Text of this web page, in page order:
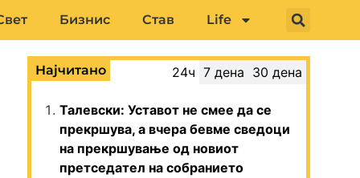
Бизнис Став Life
Најчитано 24ч 7 дена 30 дена
Талевски: Уставот не смее да се
прекршува, а вчера бевме сведоци
на прекршување од новиот
претседател на собранието